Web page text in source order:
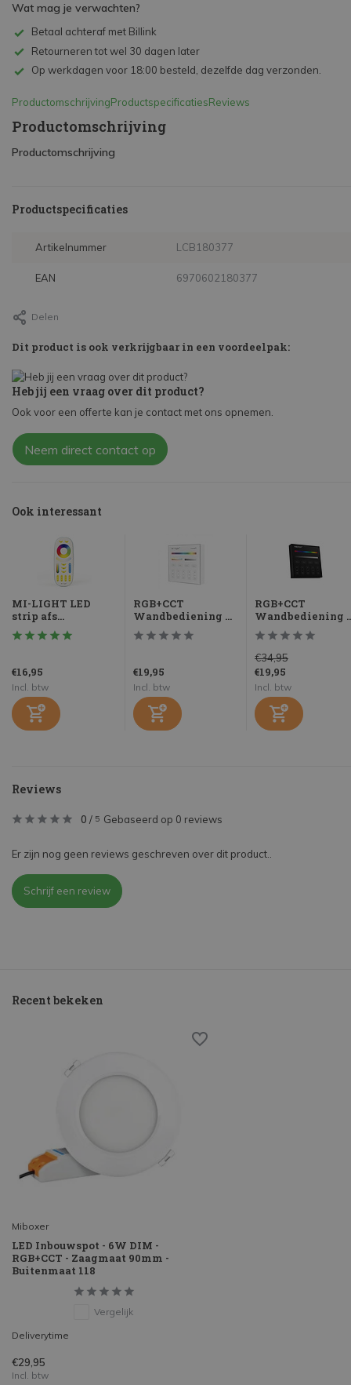
Wat mag je verwachten?
Betaal achteraf met Billink
Retourneren tot wel 30 dagen later
Op werkdagen voor 18:00 besteld, dezelfde dag verzonden.
ProductomschrijvingProductspecificatiesReviews
Productomschrijving
Productomschrijving
Productspecificaties
Artikelnummer LCB180377
EAN 6970602180377
Delen
Dit product is ook verkrijgbaar in een voordeelpak:
Heb jij een vraag over dit product?
Ook voor een offerte kan je contact met ons opnemen.
Neem direct contact op
Ook interessant
MI-LIGHT LED
strip afs...
€16,95
Incl. btw
RGB+CCT
Wandbediening ...
€19,95
Incl. btw
RGB+CCT
Wandbediening
€34,95
€19,95
Incl. btw
Reviews
0 / 5 Gebaseerd op 0 reviews
Er zijn nog geen reviews geschreven over dit product..
Schrijf een review
Recent bekeken
Miboxer
LED Inbouwspot - 6W DIM -
RGB+CCT - Zaagmaat 90mm -
Buitenmaat 118
Vergelijk
Deliverytime
€29,95
Incl. btw